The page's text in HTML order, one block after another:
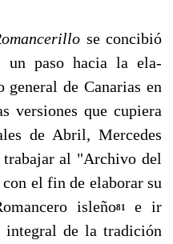
se concibió
un paso hacia la ela­
general de Canarias en
versiones que cu­piera
de Abril, Mercedes
al "Ar­chivo del
el fin de elaborar su
isleño81
e ir
integral de la tradición